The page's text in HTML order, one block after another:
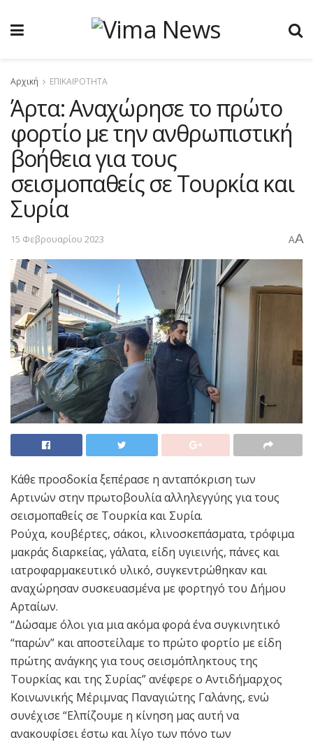
Αρχική ΕΠΙΚΑΙΡΟΤΗΤΑ
Άρτα: Αναχώρησε το πρώτο
φορτίο με την ανθρωπιστική
βοήθεια για τους
σεισμοπαθείς σε Τουρκία και
Συρία
15 Φεβρουαρίου 2023 AA
Κάθε προσδοκία ξεπέρασε η ανταπόκριση των
Αρτινών στην πρωτοβουλία αλληλεγγύης για τους
σεισμοπαθείς σε Τουρκία και Συρία.
Ρούχα, κουβέρτες, σάκοι, κλινοσκεπάσματα, τρόφιμα
μακράς διαρκείας, γάλατα, είδη υγιεινής, πάνες και
ιατροφαρμακευτικό υλικό, συγκεντρώθηκαν και
αναχώρησαν συσκευασμένα με φορτηγό του Δήμου
Αρταίων.
“Δώσαμε όλοι για μια ακόμα φορά ένα συγκινητικό
“παρών” και αποστείλαμε το πρώτο φορτίο με είδη
πρώτης ανάγκης για τους σεισμόπληκτους της
Τουρκίας και της Συρίας” ανέφερε ο Αντιδήμαρχος
Κοινωνικής Μέριμνας Παναγιώτης Γαλάνης, ενώ
συνέχισε “Ελπίζουμε η κίνηση μας αυτή να
ανακουφίσει έστω και λίγο των πόνο των